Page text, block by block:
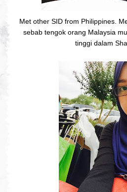
Met other SID from Philippines.
sebab tengok orang Malaysia
tinggi dalam